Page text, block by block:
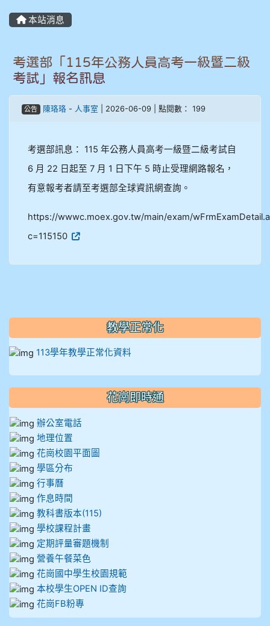
907張晏寧
908彭主豪
909林玉楓
909林朝智
910謝尚橙
910呂芃澔
912彭子宸
914王苡澄
本站消息
考選部「115年公務人員高考一級暨二級
考試」報名訊息
公告 陳珞珞- 人事室 | 2026-06-09 | 點閱數： 199
考選部訊息： 115 年公務人員高考一級暨二級考試自
6 月 22 日起至 7 月 1 日下午 5 時止受理網路報名，
有意報考者請至考選部全球資訊網查詢。
https://wwwc.moex.gov.tw/main/exam/
c=115150
教學正常化
113學年教學正常化資料
花崗即時通
辦公室電話
地理位置
花崗校園平面圖
學區分布
行事曆
作息時間
教科書版本(115)
學校課程計畫
定期評量審題機制
營養午餐菜色
花崗國中學生校園規範
本校學生OPEN ID查詢
花崗FB粉專